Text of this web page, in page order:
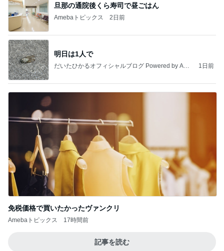
旦那の通院後くら寿司で昼ごはん
Amebaトピックス 2日前
明日は1人で
だいたひかるオフィシャルブログ Powered by Ame
1日前
免税価格で買いたかったヴァンクリ
Amebaトピックス 17時間前
記事を読む